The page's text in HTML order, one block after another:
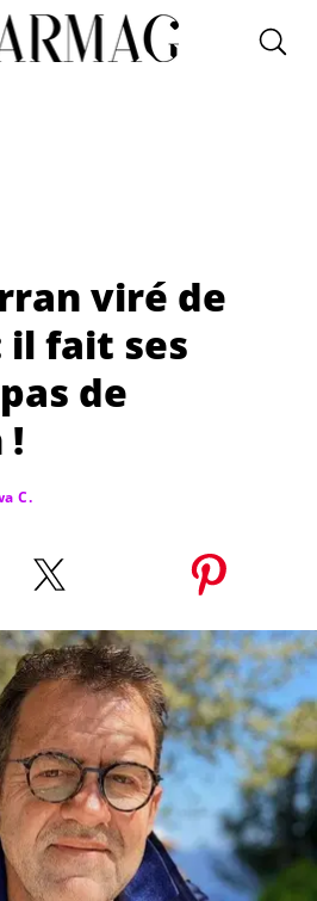
viré de
il fait ses
de
!
C.